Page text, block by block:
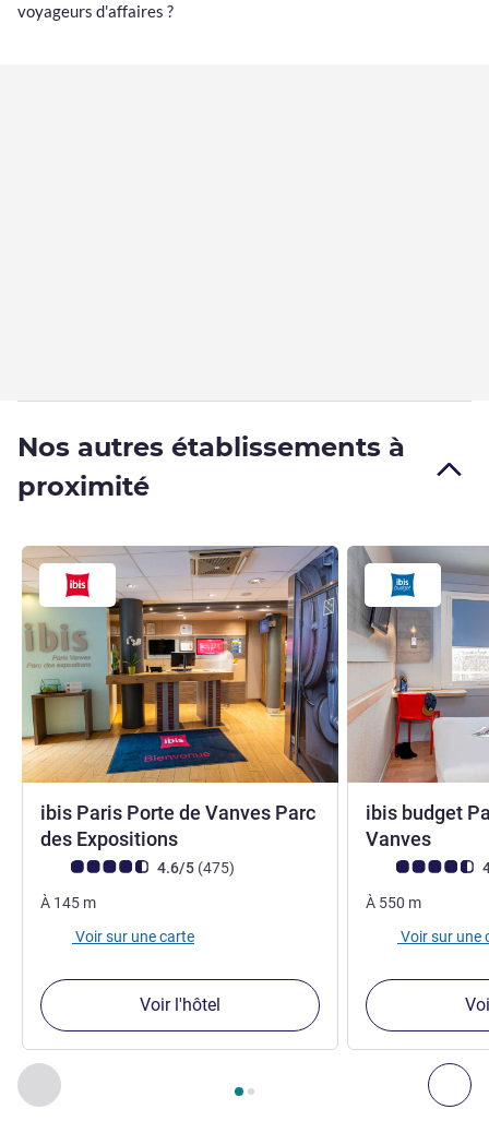
voyageurs d'affaires ?
Nos autres établissements à
proximité
Précédent - Nos autres établissements à proximité
Page , Nos autres établissements à proximité 1 :,
ibis Paris Porte de Vanves Parc
des Expositions
Note Avis clients (Note ALL)
4.6/5 (475avis
)
À 145 m
Voir sur une carte
Voir l'hôtel
ibis budget
Vanves
Note Avis clients
À 550 m
Voir sur une